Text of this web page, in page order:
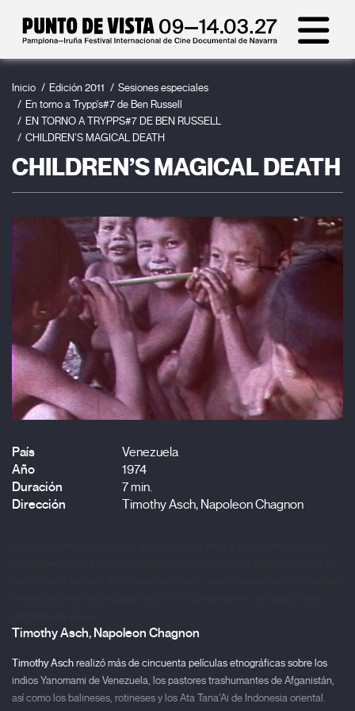
Inicio Edición 2011
Sesiones especiales
En torno a Trypp's#7 de Ben Russell
EN TORNO A TRYPPS#7 DE BEN RUSSELL
CHILDREN’S MAGICAL DEATH
CHILDREN’S MAGICAL DEATH
País
Venezuela
Año
1974
Duración
7 min.
Dirección
Timothy Asch, Napoleon Chagnon
Timothy Asch, Napoleon Chagnon
Timothy Aschrealizó más de cincuenta películas etnográficas sobre los
indios Yanomami de Venezuela, los pastores trashumantes de Afganistán,
así como los balineses, rotineses y los Ata Tana’Ai de Indonesia oriental.